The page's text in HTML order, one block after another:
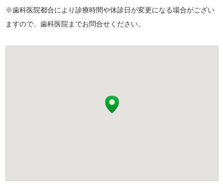
※歯科医院都合により診療時間や休診日が変更になる場合がござい
ますので、歯科医院までお問合せください。